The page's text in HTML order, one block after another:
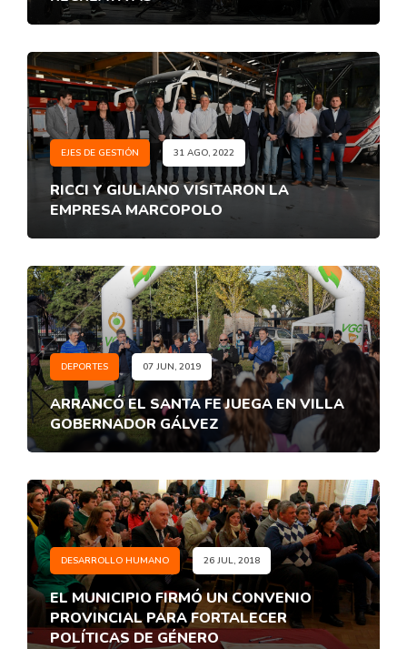
EJES DE GESTIÓN 31 AGO, 2022
RICCI Y GIULIANO VISITARON LA
EMPRESA MARCOPOLO
DEPORTES 07 JUN, 2019
ARRANCÓ EL SANTA FE JUEGA EN VILLA
GOBERNADOR GÁLVEZ
DESARROLLO HUMANO 26 JUL, 2018
EL MUNICIPIO FIRMÓ UN CONVENIO
PROVINCIAL PARA FORTALECER
POLÍTICAS DE GÉNERO